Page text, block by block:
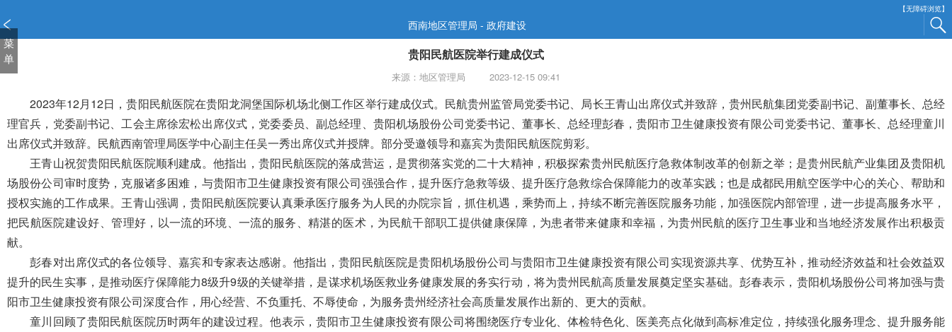
【无障碍浏览】
西南地区管理局 - 政府建设
菜
单
贵阳民航医院举行建成仪式
来源：地区管理局 2023-12-15 09:41
2023年12月12日，贵阳民航医院在贵阳龙洞堡国际机场北侧工作区举行建成仪式。 民航贵州监管局党委书记、局长王青山出席仪式并致辞，贵州民航集团党委副书记、副董事长、总经
理官兵，党委副书记、工会主席徐宏松出席仪式，党委委员、副总经理、贵阳机场股份公司党委书记、董事长、总经理彭春，贵阳市卫生健康投资有限公司党委书记、董事长、总经理童川
出席仪式并致辞。民航西南管理局医学中心副主任吴一秀出席仪式并授牌。部分受邀领导和嘉宾为贵阳民航医院剪彩。
王青山祝贺贵阳民航医院顺利建成。他指出，贵阳民航医院的落成营运，是贯彻落实党的二十大精神，积极探索贵州民航医疗急救体制改革的创新之举；是贵州民航产业集团及贵阳机
场股份公司审时度势，克服诸多困难，与贵阳市卫生健康投资有限公司强强合作，提升医疗急救等级、提升医疗急救综合保障能力的改革实践；也是成都民用航空医学中心的关心、帮助和
授权实施的工作成果。王青山强调，贵阳民航医院要认真秉承医疗服务为人民的办院宗旨，抓住机遇，乘势而上，持续不断完善医院服务功能，加强医院内部管理，进一步提高服务水平，
把民航医院建设好、管理好，以一流的环境、一流的服务、精湛的医术，为民航干部职工提供健康保障，为患者带来健康和幸福，为贵州民航的医疗卫生事业和当地经济发展作出积极贡
献。
彭春对出席仪式的各位领导、嘉宾和专家表达感谢。他指出，贵阳民航医院是贵阳机场股份公司与贵阳市卫生健康投资有限公司实现资源共享、优势互补，推动经济效益和社会效益双
提升的民生实事，是推动医疗保障能力8级升9级的关键举措，是谋求机场医救业务健康发展的务实行动，将为贵州民航高质量发展奠定坚实基础。彭春表示，贵阳机场股份公司将加强与贵
阳市卫生健康投资有限公司深度合作，用心经营、不负重托、不辱使命，为服务贵州经济社会高质量发展作出新的、更大的贡献。
童川回顾了贵阳民航医院历时两年的建设过程。他表示，贵阳市卫生健康投资有限公司将围绕医疗专业化、体检特色化、医美亮点化做到高标准定位，持续强化服务理念、提升服务能
窗
口
打
碍
说
明
面,
Alt
加
波
打
开